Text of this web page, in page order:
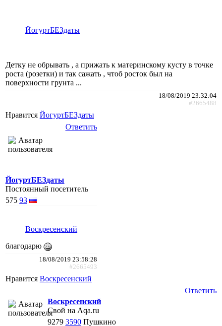
ЙогуртБЕЗдаты
Детку не обрывать , а прижать к материнскому кусту в точке
роста (розетки) и так сажать , чтоб росток был на
поверхности грунта ...
18/08/2019 23:32:04
#2665488
Нравится ЙогуртБЕЗдаты
Ответить
ЙогуртБЕЗдаты
Постоянный посетитель
575 93
Воскресенский
благодарю
18/08/2019 23:58:28
#2665493
Нравится Воскресенский
Ответить
Воскресенский
Свой на Aqa.ru
9279 3590 Пушкино